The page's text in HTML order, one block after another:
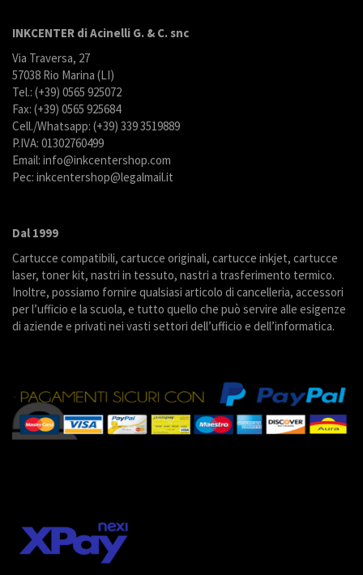
INKCENTER di Acinelli G. & C. snc
Via Traversa, 27
57038 Rio Marina (LI)
Tel.: (+39) 0565 925072
Fax: (+39) 0565 925684
Cell./Whatsapp: (+39) 339 3519889
P.IVA: 01302760499
Email: info@inkcentershop.com
Pec: inkcentershop@legalmail.it
Dal 1999
Cartucce compatibili, cartucce originali, cartucce inkjet, cartucce
laser, toner kit, nastri in tessuto, nastri a trasferimento termico.
Inoltre, possiamo fornire qualsiasi articolo di cancelleria, accessori
per l’ufficio e la scuola, e tutto quello che può servire alle esigenze
di aziende e privati nei vasti settori dell’ufficio e dell’informatica.